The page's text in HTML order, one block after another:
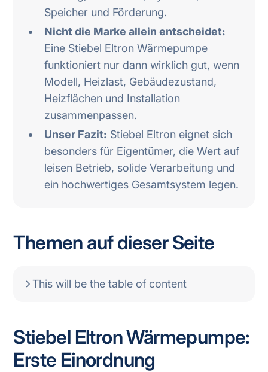
Speicher und Förderung.
Nicht die Marke allein entscheidet:
Eine Stiebel Eltron Wärmepumpe
funktioniert nur dann wirklich gut, wenn
Modell, Heizlast, Gebäudezustand,
Heizflächen und Installation
zusammenpassen.
Unser Fazit: Stiebel Eltron eignet sich
besonders für Eigentümer, die Wert auf
leisen Betrieb, solide Verarbeitung und
ein hochwertiges Gesamtsystem legen.
Themen auf dieser Seite
This will be the table of content
Stiebel Eltron Wärmepumpe:
Erste Einordnung